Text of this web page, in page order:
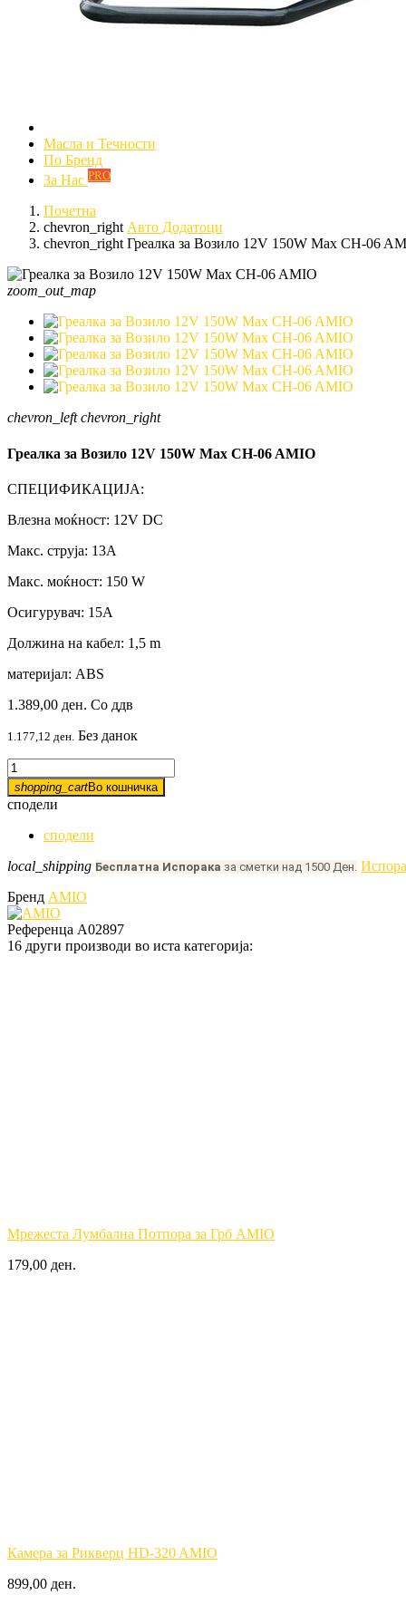
Mасла и Течности
По Бренд
За Нас PRO
Почетна
chevron_right Авто Додатоци
chevron_right Греалка за Возило 12V 150W Max CH-06
zoom_out_map
chevron_left chevron_right
Греалка за Возило 12V 150W Max CH-06 AMIO
СПЕЦИФИКАЦИЈА:
Влезна моќност: 12V DC
Макс. струја: 13А
Макс. моќност: 150 W
Осигурувач: 15А
Должина на кабел: 1,5 m
материјал: ABS
1.389,00 ден. Со ддв
1.177,12 ден. Без данок
shopping_cartВо кошничка
сподели
сподели
local_shipping Бесплатна Испорака за сметки над 1500 Ден.
Бренд AMIO
Референца A02897
16 други производи во иста категорија:
Мрежеста Лумбална Потпора за Грб AMIO
179,00 ден.
Камера за Рикверц HD-320 AMIO
899,00 ден.